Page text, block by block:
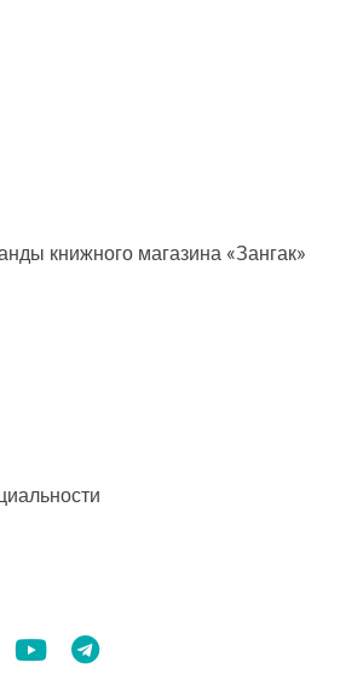
книжного магазина «Зангак»